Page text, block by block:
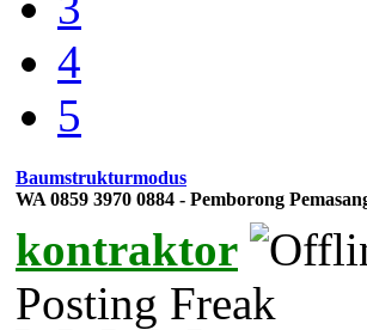
4
5
Baumstrukturmodus
WA 0859 3970 0884 - Pemborong
kontraktor
Posting Freak